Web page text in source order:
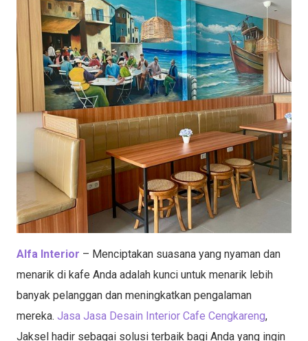
Alfa Interior – Menciptakan suasana yang nyaman dan
menarik di kafe Anda adalah kunci untuk menarik lebih
banyak pelanggan dan meningkatkan pengalaman
mereka. Jasa Jasa Desain Interior Cafe Cengkareng,
Jaksel hadir sebagai solusi terbaik bagi Anda yang ingin